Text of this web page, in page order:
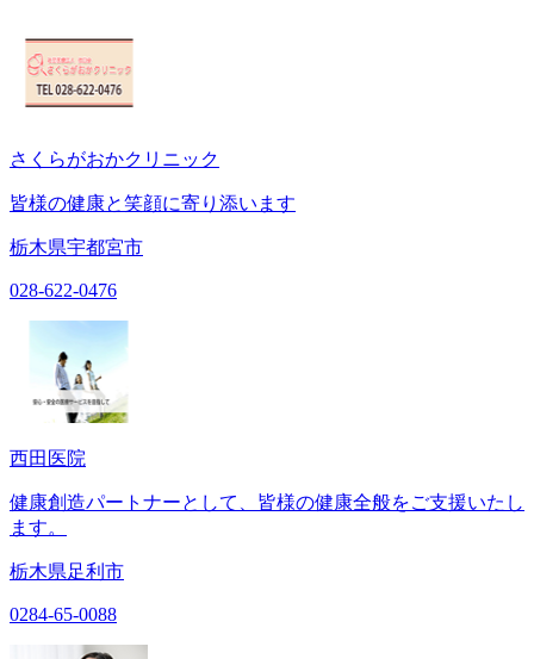
さくらがおかクリニック
皆様の健康と笑顔に寄り添います
栃木県宇都宮市
028-622-0476
西田医院
健康創造パートナーとして、皆様の健康全般をご支援いたし
ます。
栃木県足利市
0284-65-0088